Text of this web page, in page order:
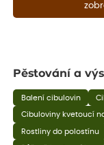
Pěstování a
Balení cibulovin
Cibuloviny kvetoucí
Rostliny do polostínu